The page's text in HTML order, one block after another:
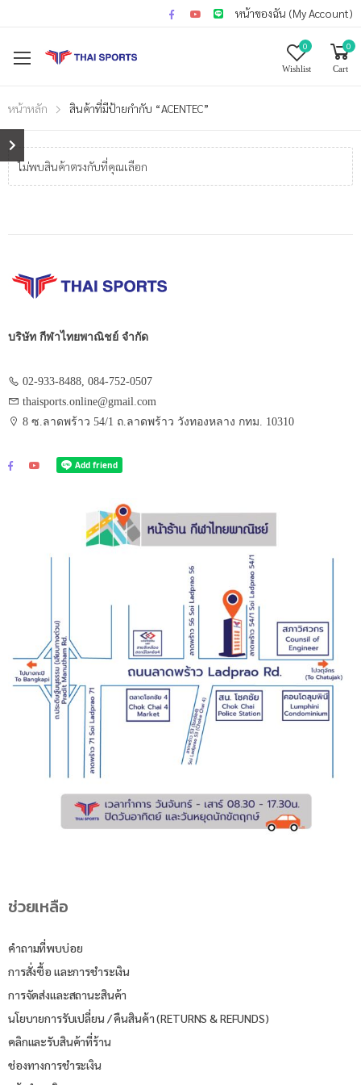
หน้าของฉัน (My Account)
0
Wishlist
0
Cart
หน้าหลัก สินค้าที่มีป้ายกำกับ “ACENTEC”
ไม่พบสินค้าตรงกับที่คุณเลือก
บริษัท กีฬาไทยพาณิชย์ จำกัด
02-933-8488, 084-752-0507
thaisports.online@gmail.com
8 ซ.ลาดพร้าว 54/1 ถ.ลาดพร้าว วังทองหลาง กทม. 10310
ช่วยเหลือ
คำถามที่พบบ่อย
การสั่งซื้อ และการชำระเงิน
การจัดส่งและสถานะสินค้า
นโยบายการรับเปลี่ยน / คืนสินค้า (RETURNS & REFUNDS)
คลิกและรับสินค้าที่ร้าน
ช่องทางการชำระเงิน